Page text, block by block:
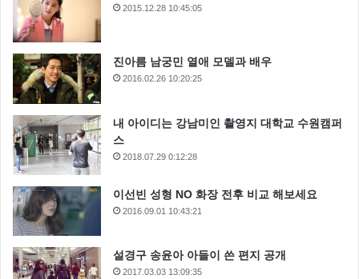
2015.12.28 10:45:05
진아름 남궁민 열애 모델과 배우
2016.02.26 10:20:25
내 아이디는 강남미인 촬영지 대학교 수원캠퍼
스
2018.07.29 0:12:28
이선빈 성형 NO 화장 전후 비교 해보세요
2016.09.01 10:43:21
설경구 송윤아 아들이 쓴 편지 공개
2017.03.03 13:09:35